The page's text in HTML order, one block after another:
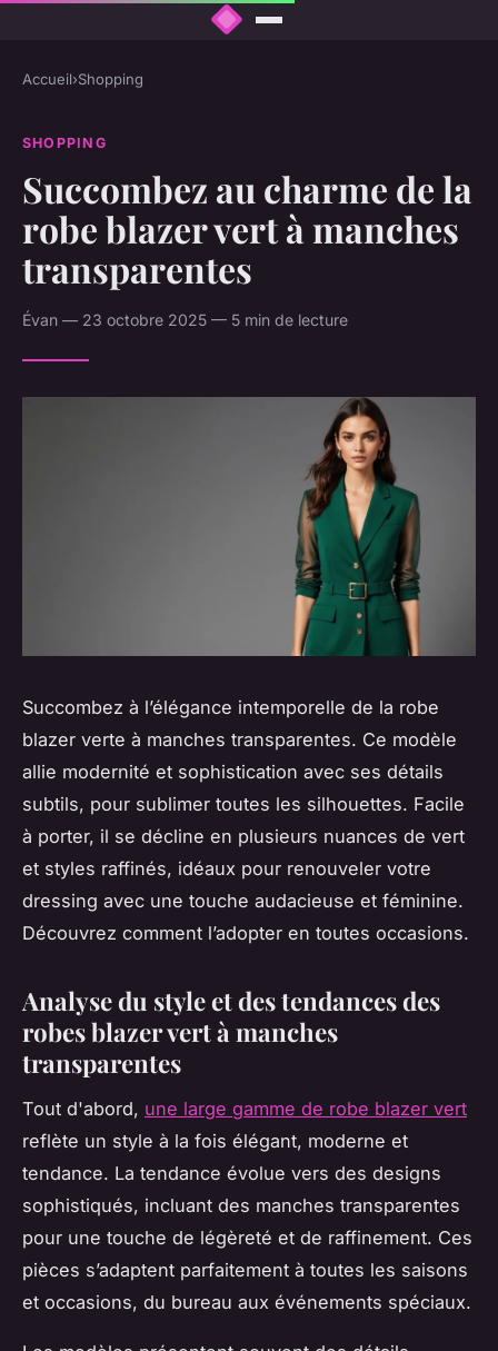
Accueil›Shopping
SHOPPING
Succombez au charme de la
robe blazer vert à manches
transparentes
Évan — 23 octobre 2025 — 5 min de lecture
Succombez à l’élégance intemporelle de la robe
blazer verte à manches transparentes. Ce modèle
allie modernité et sophistication avec ses détails
subtils, pour sublimer toutes les silhouettes. Facile
à porter, il se décline en plusieurs nuances de vert
et styles raffinés, idéaux pour renouveler votre
dressing avec une touche audacieuse et féminine.
Découvrez comment l’adopter en toutes occasions.
Analyse du style et des tendances des
robes blazer vert à manches
transparentes
Tout d'abord, une large gamme de robe blazer vert
reflète un style à la fois élégant, moderne et
tendance. La tendance évolue vers des designs
sophistiqués, incluant des manches transparentes
pour une touche de légèreté et de raffinement. Ces
pièces s’adaptent parfaitement à toutes les saisons
et occasions, du bureau aux événements spéciaux.